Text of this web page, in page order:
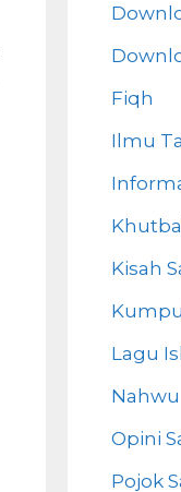
Fiqh
Ilmu
Kisah
Lagu
Nahwu
Opini
Pojok